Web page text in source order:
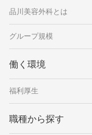
品川美容外科とは
グループ規模
働く環境
福利厚生
職種から探す